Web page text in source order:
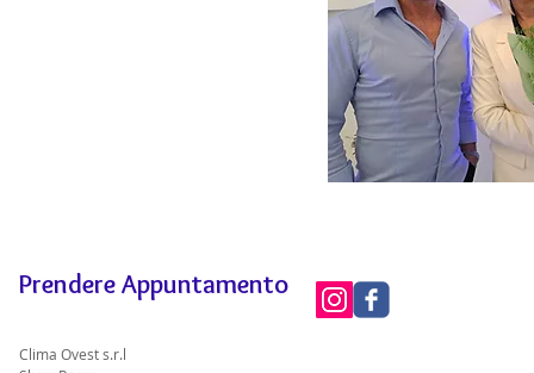
Prendere Appuntamento
Clima Ovest s.r.l